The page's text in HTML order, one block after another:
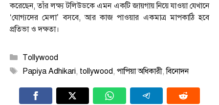
করেছেন, তাঁর লক্ষ্য টলিউডকে এমন একটি জায়গায় নিয়ে যাওয়া যেখানে
‘যোগ্যদের মেলা’ বসবে, আর কাজ পাওয়ার একমাত্র মাপকাঠি হবে
প্রতিভা ও দক্ষতা।
Categories
Tollywood
Tags
Papiya Adhikari, tollywood, পাপিয়া অধিকারী,বিনোদন